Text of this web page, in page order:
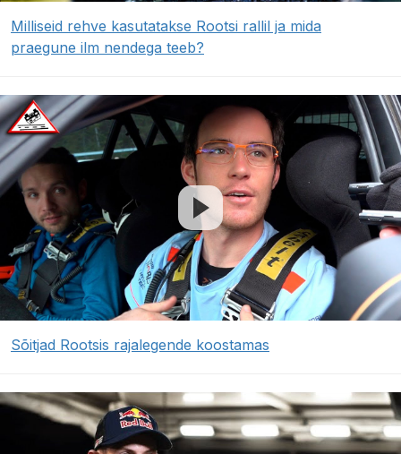
Milliseid rehve kasutatakse Rootsi rallil ja mida
praegune ilm nendega teeb?
Sõitjad Rootsis rajalegende koostamas